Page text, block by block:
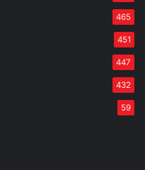
465
451
447
432
59